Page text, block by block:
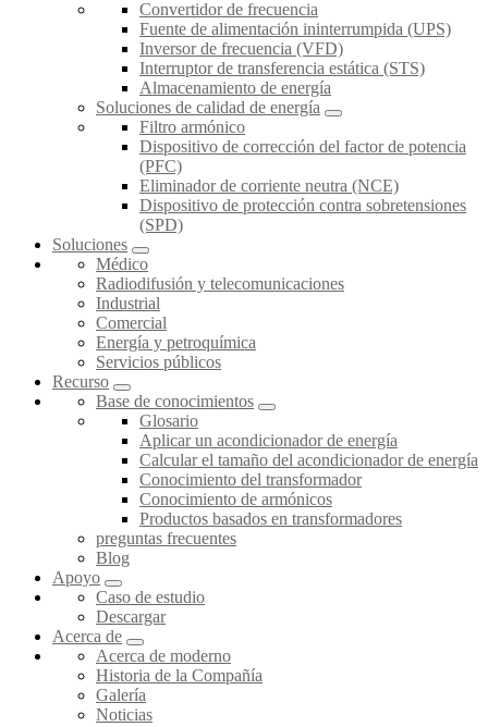
Convertidor de frecuencia
Fuente de alimentación ininterrumpida (UPS)
Inversor de frecuencia (VFD)
Interruptor de transferencia estática (STS)
Almacenamiento de energía
Soluciones de calidad de energía
Filtro armónico
Dispositivo de corrección del factor de potencia
(PFC)
Eliminador de corriente neutra (NCE)
Dispositivo de protección contra sobretensiones
(SPD)
Soluciones
Médico
Radiodifusión y telecomunicaciones
Industrial
Comercial
Energía y petroquímica
Servicios públicos
Recurso
Base de conocimientos
Glosario
Aplicar un acondicionador de energía
Calcular el tamaño del acondicionador de energía
Conocimiento del transformador
Conocimiento de armónicos
Productos basados en transformadores
preguntas frecuentes
Blog
Apoyo
Caso de estudio
Descargar
Acerca de
Acerca de moderno
Historia de la Compañía
Galería
Noticias